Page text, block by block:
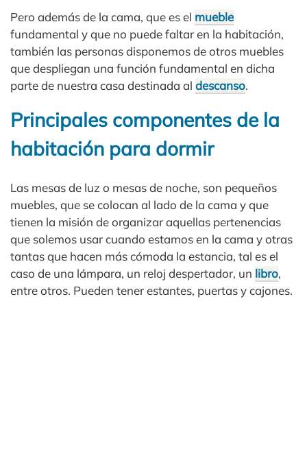
Pero además de la cama, que es el mueble
fundamental y que no puede faltar en la habitación,
también las personas disponemos de otros muebles
que despliegan una función fundamental en dicha
parte de nuestra casa destinada al descanso.
Principales componentes de la
habitación para dormir
Las mesas de luz o mesas de noche, son pequeños
muebles, que se colocan al lado de la cama y que
tienen la misión de organizar aquellas pertenencias
que solemos usar cuando estamos en la cama y otras
tantas que hacen más cómoda la estancia, tal es el
caso de una lámpara, un reloj despertador, un libro,
entre otros. Pueden tener estantes, puertas y cajones.